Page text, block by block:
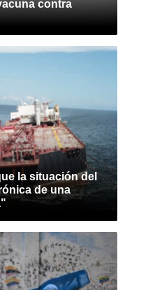
contra
la situación del
de una